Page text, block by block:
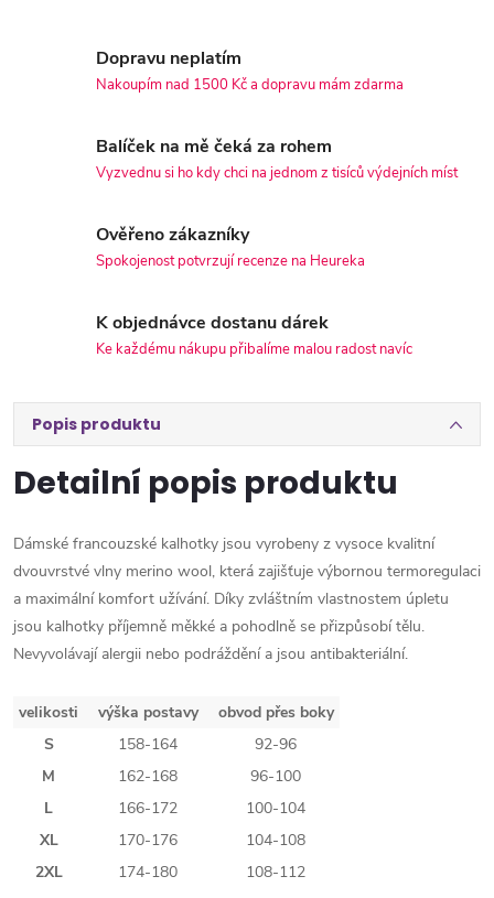
Dopravu neplatím
Nakoupím nad 1500 Kč a dopravu mám zdarma
Balíček na mě čeká za rohem
Vyzvednu si ho kdy chci na jednom z tisíců výdejních míst
Ověřeno zákazníky
Spokojenost potvrzují recenze na Heureka
K objednávce dostanu dárek
Ke každému nákupu přibalíme malou radost navíc
Popis produktu
Detailní popis produktu
Dámské francouzské kalhotky jsou vyrobeny z vysoce kvalitní
dvouvrstvé vlny merino wool, která zajišťuje výbornou termoregulaci
a maximální komfort užívání. Díky zvláštním vlastnostem úpletu
jsou kalhotky příjemně měkké a pohodlně se přizpůsobí tělu.
Nevyvolávají alergii nebo podráždění a jsou antibakteriální.
velikosti výška postavy
obvod přes boky
S
158-164
92-96
M
162-168
96-100
L
166-172
100-104
XL
170-176
104-108
2XL
174-180 108-112